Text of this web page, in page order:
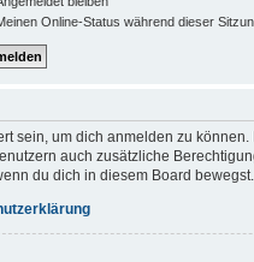
Online-Status während dieser
sein, um dich anmelden zu
auch zusätzliche
du dich in diesem Board bewegst.